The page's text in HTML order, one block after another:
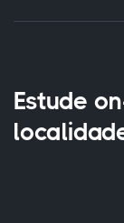
Estude